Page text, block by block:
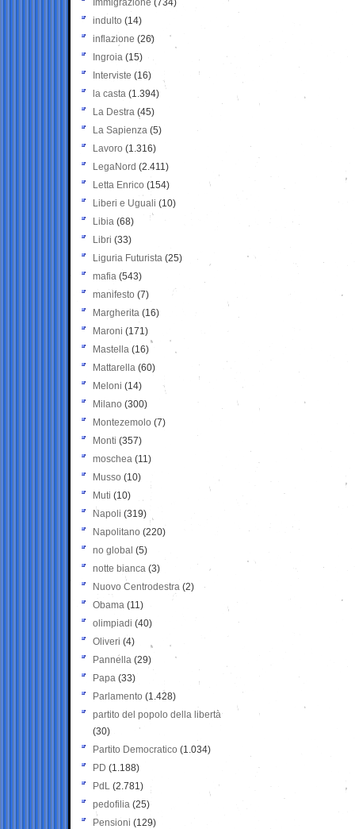
Immigrazione (734)
indulto (14)
inflazione (26)
Ingroia (15)
Interviste (16)
la casta (1.394)
La Destra (45)
La Sapienza (5)
Lavoro (1.316)
LegaNord (2.411)
Letta Enrico (154)
Liberi e Uguali (10)
Libia (68)
Libri (33)
Liguria Futurista (25)
mafia (543)
manifesto (7)
Margherita (16)
Maroni (171)
Mastella (16)
Mattarella (60)
Meloni (14)
Milano (300)
Montezemolo (7)
Monti (357)
moschea (11)
Musso (10)
Muti (10)
Napoli (319)
Napolitano (220)
no global (5)
notte bianca (3)
Nuovo Centrodestra (2)
Obama (11)
olimpiadi (40)
Oliveri (4)
Pannella (29)
Papa (33)
Parlamento (1.428)
partito del popolo della libertà
(30)
Partito Democratico (1.034)
PD (1.188)
PdL (2.781)
pedofilia (25)
Pensioni (129)